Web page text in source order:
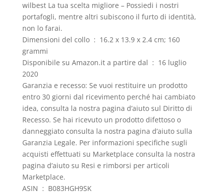
wilbest La tua scelta migliore – Possiedi i nostri
portafogli, mentre altri subiscono il furto di identità,
non lo farai.
Dimensioni del collo ‏ : ‎ 16.2 x 13.9 x 2.4 cm; 160
grammi
Disponibile su Amazon.it a partire dal ‏ : ‎ 16 luglio
2020
Garanzia e recesso: Se vuoi restituire un prodotto
entro 30 giorni dal ricevimento perché hai cambiato
idea, consulta la nostra pagina d’aiuto sul Diritto di
Recesso. Se hai ricevuto un prodotto difettoso o
danneggiato consulta la nostra pagina d’aiuto sulla
Garanzia Legale. Per informazioni specifiche sugli
acquisti effettuati su Marketplace consulta la nostra
pagina d’aiuto su Resi e rimborsi per articoli
Marketplace.
ASIN ‏ : ‎ B083HGH9SK